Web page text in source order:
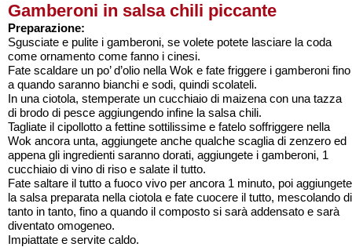
Gamberoni in salsa chili piccante
Preparazione:
Sgusciate e pulite i gamberoni, se volete potete lasciare la coda
come ornamento come fanno i cinesi.
Fate scaldare un po’ d’olio nella Wok e fate friggere i gamberoni fino
a quando saranno bianchi e sodi, quindi scolateli.
In una ciotola, stemperate un cucchiaio di maizena con una tazza
di brodo di pesce aggiungendo infine la salsa chili.
Tagliate il cipollotto a fettine sottilissime e fatelo soffriggere nella
Wok ancora unta, aggiungete anche qualche scaglia di zenzero ed
appena gli ingredienti saranno dorati, aggiungete i gamberoni, 1
cucchiaio di vino di riso e salate il tutto.
Fate saltare il tutto a fuoco vivo per ancora 1 minuto, poi aggiungete
la salsa preparata nella ciotola e fate cuocere il tutto, mescolando di
tanto in tanto, fino a quando il composto si sarà addensato e sarà
diventato omogeneo.
Impiattate e servite caldo.